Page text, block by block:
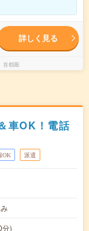
詳しく見る
首都圏
車OK！電話
OK 派遣
)